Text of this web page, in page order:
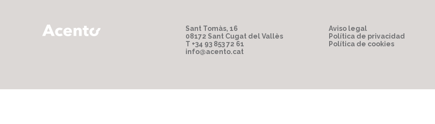
Sant Tomàs, 16
08172 Sant Cugat del Vallès
T +34 93 853 72 61
info@acento.cat
Aviso legal
Política de privacidad
Política de cookies